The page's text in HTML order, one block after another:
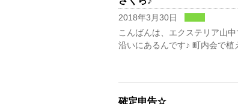
2018年3月30日
こんばんは、エクステリア山
沿いにあるんです♪ 町内会で
確定申告☆